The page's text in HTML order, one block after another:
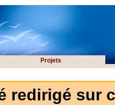
Projets
redirigé sur